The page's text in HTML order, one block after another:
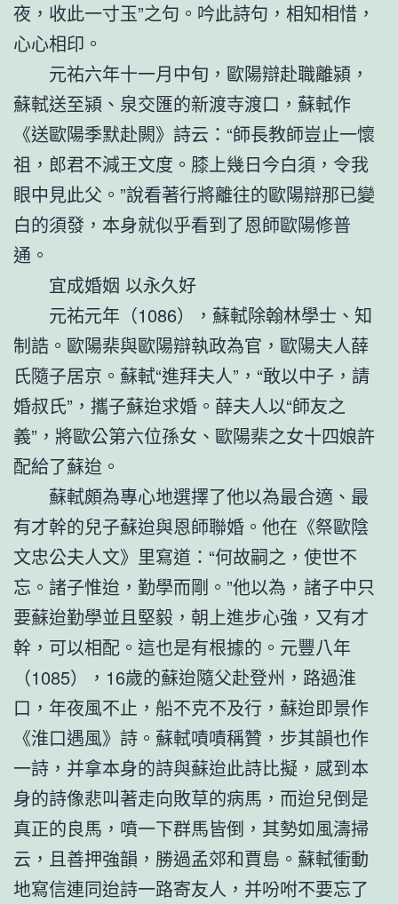
夜，收此一寸玉”之句。吟此詩句，相知相惜，
心心相印。
元祐六年十一月中旬，歐陽辯赴職離潁，
蘇軾送至潁、泉交匯的新渡寺渡口，蘇軾作
《送歐陽季默赴闕》詩云：“師長教師豈止一懷
祖，郎君不減王文度。膝上幾日今白須，令我
眼中見此父。”說看著行將離往的歐陽辯那已變
白的須發，本身就似乎看到了恩師歐陽修普
通。
宜成婚姻 以永久好
元祐元年（1086），蘇軾除翰林學士、知
制誥。歐陽棐與歐陽辯執政為官，歐陽夫人薛
氏隨子居京。蘇軾“進拜夫人”，“敢以中子，請
婚叔氏”，攜子蘇迨求婚。薛夫人以“師友之
義”，將歐公第六位孫女、歐陽棐之女十四娘許
配給了蘇迨。
蘇軾頗為專心地選擇了他以為最合適、最
有才幹的兒子蘇迨與恩師聯婚。他在《祭歐陰
文忠公夫人文》里寫道：“何故嗣之，使世不
忘。諸子惟迨，勤學而剛。”他以為，諸子中只
要蘇迨勤學並且堅毅，朝上進步心強，又有才
幹，可以相配。這也是有根據的。元豐八年
（1085），16歲的蘇迨隨父赴登州，路過淮
口，年夜風不止，船不克不及行，蘇迨即景作
《淮口遇風》詩。蘇軾嘖嘖稱贊，步其韻也作
一詩，并拿本身的詩與蘇迨此詩比擬，感到本
身的詩像悲叫著走向敗草的病馬，而迨兒倒是
真正的良馬，噴一下群馬皆倒，其勢如風濤掃
云，且善押強韻，勝過孟郊和賈島。蘇軾衝動
地寫信連同迨詩一路寄友人，并吩咐不要忘了